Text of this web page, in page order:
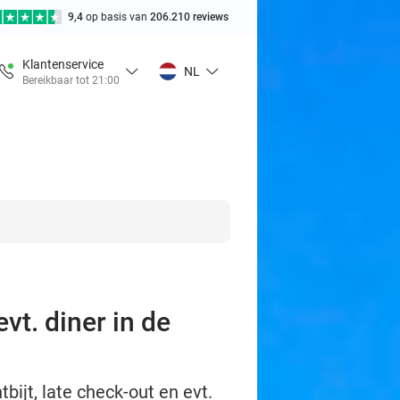
9,4 op basis van 206.210 reviews
Klantenservice
Bereikbaar tot 21:00
NL
diner in de
late check-out en evt.